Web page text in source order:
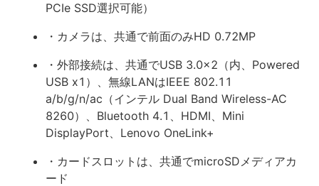
PCIe SSD選択可能）
・カメラは、共通で前面のみHD 0.72MP
・外部接続は、共通でUSB 3.0x2（内、Powered
USB x1）、無線LANはIEEE 802.11
a/b/g/n/ac（インテル Dual Band Wireless-AC
8260）、Bluetooth 4.1、HDMI、Mini
DisplayPort、Lenovo OneLink+
・カードスロットは、共通でmicroSDメディアカ
ード